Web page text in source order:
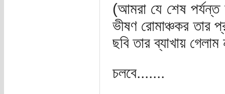
(আমরা যে শেষ পর্যন্ত
ভীষণ রোমাঞ্চকর তার
ছবি তার ব্যাখায়
চলবে.......